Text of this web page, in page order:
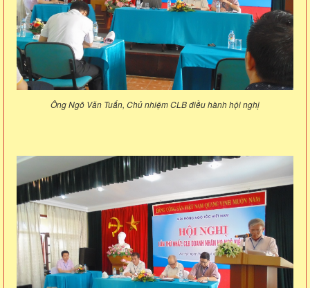
Ông Ngô Văn Tuấn, Chủ nhiệm CLB điều hành hội nghị